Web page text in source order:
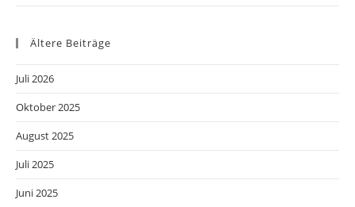
Ältere Beiträge
Juli 2026
Oktober 2025
August 2025
Juli 2025
Juni 2025